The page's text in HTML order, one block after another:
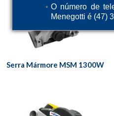
O número de
Menegotti é (47)
Serra Mármore MSM 1300W